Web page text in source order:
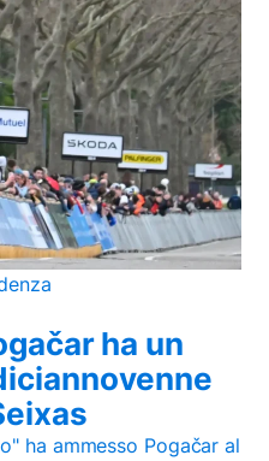
ha un
ha ammesso Pogačar al